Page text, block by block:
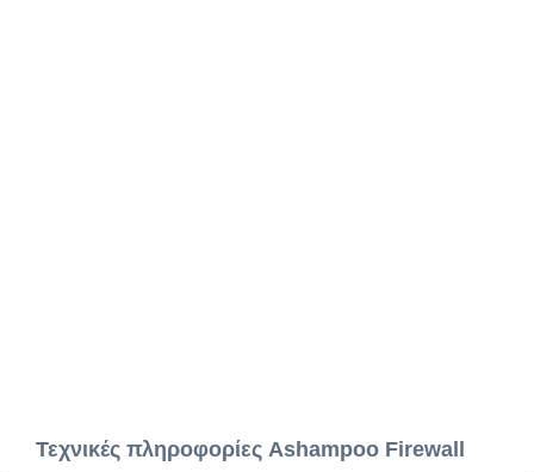
Τεχνικές πληροφορίες Ashampoo Firewall